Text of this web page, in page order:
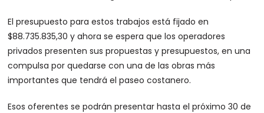
El presupuesto para estos trabajos está fijado en
$88.735.835,30 y ahora se espera que los operadores
privados presenten sus propuestas y presupuestos, en una
compulsa por quedarse con una de las obras más
importantes que tendrá el paseo costanero.
Esos oferentes se podrán presentar hasta el próximo 30 de